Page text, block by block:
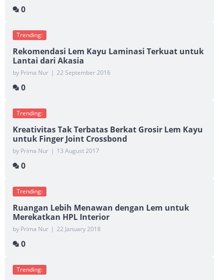
0
Trending:
Rekomendasi Lem Kayu Laminasi Terkuat untuk
Lantai dari Akasia
by Prima Nur | 22 September 2016
0
Trending:
Kreativitas Tak Terbatas Berkat Grosir Lem Kayu
untuk Finger Joint Crossbond
by Prima Nur | 13 August 2017
0
Trending:
Ruangan Lebih Menawan dengan Lem untuk
Merekatkan HPL Interior
by Prima Nur | 22 January 2018
0
Trending: